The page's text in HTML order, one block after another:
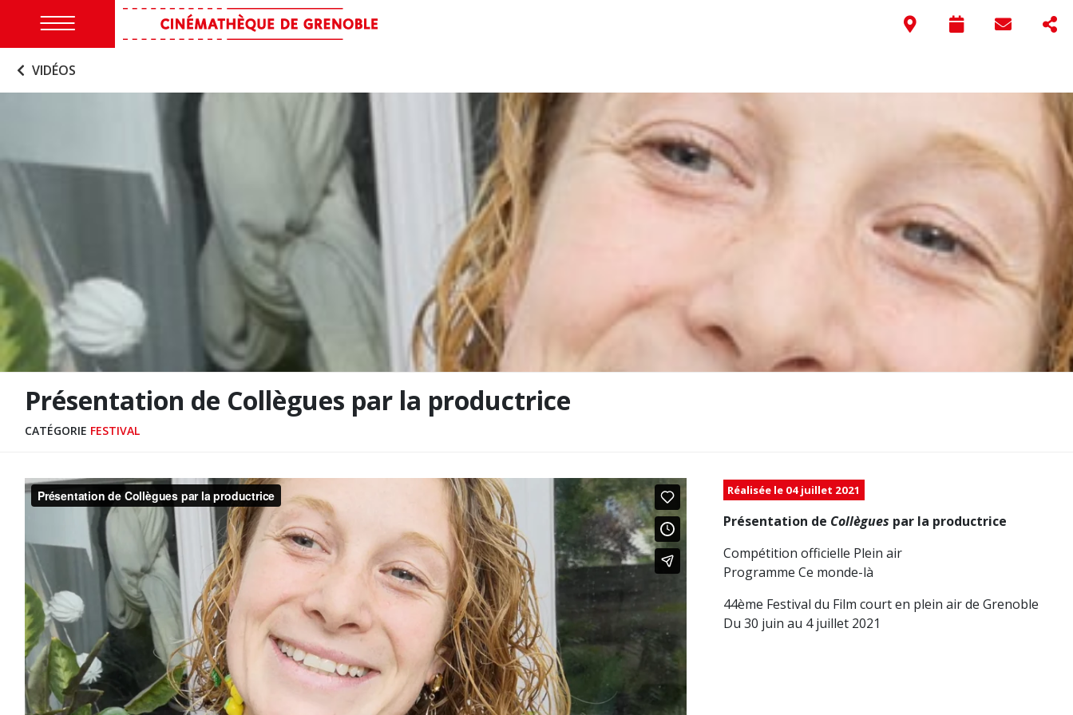
VIDÉOS
Présentation de Collègues par la productrice
CATÉGORIE FESTIVAL
Réalisée le 04 juillet 2021
Présentation de Collègues par la productrice
Compétition officielle Plein air
Programme Ce monde-là
44ème Festival du Film court en plein air de Grenoble
Du 30 juin au 4 juillet 2021